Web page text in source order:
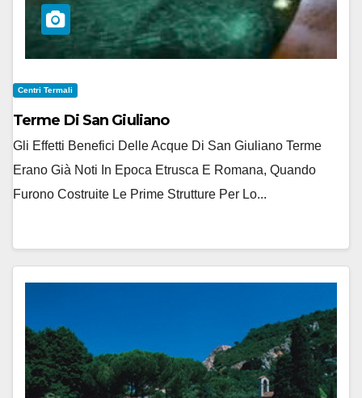
Centri Termali
Terme Di San Giuliano
Gli Effetti Benefici Delle Acque Di San Giuliano Terme
Erano Già Noti In Epoca Etrusca E Romana, Quando
Furono Costruite Le Prime Strutture Per Lo...